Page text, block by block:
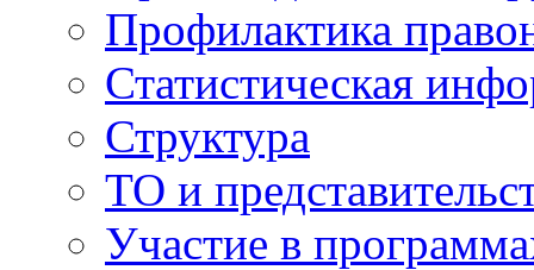
Профилактика
Статистическая
Структура
ТО и
Участие в